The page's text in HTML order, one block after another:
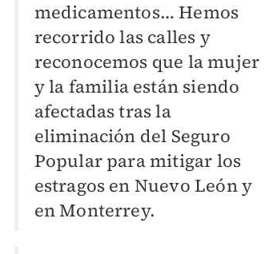
medicamentos… Hemos
recorrido las calles y
reconocemos que la mujer
y la familia están siendo
afectadas tras la
eliminación del Seguro
Popular para mitigar los
estragos en Nuevo León y
en Monterrey.